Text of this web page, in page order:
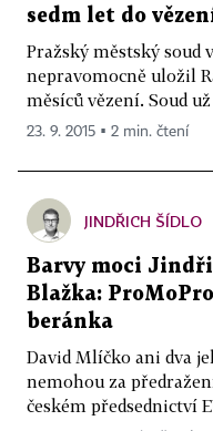
sedm let do
Pražský městský soud
nepravomocně uložil
měsíců vězení. Soud
23. 9. 2015 ▪ 2 min. čtení
JINDŘICH ŠÍDLO
Barvy moci
Blažka:
beránka
David Mlíčko ani dva
nemohou za
českém předsednictví